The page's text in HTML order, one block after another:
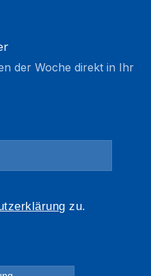
der Woche direkt in Ihr